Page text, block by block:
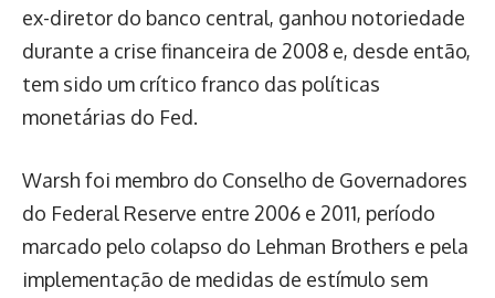
ex-diretor do banco central, ganhou notoriedade
durante a crise financeira de 2008 e, desde então,
tem sido um crítico franco das políticas
monetárias do Fed.
Warsh foi membro do Conselho de Governadores
do Federal Reserve entre 2006 e 2011, período
marcado pelo colapso do Lehman Brothers e pela
implementação de medidas de estímulo sem